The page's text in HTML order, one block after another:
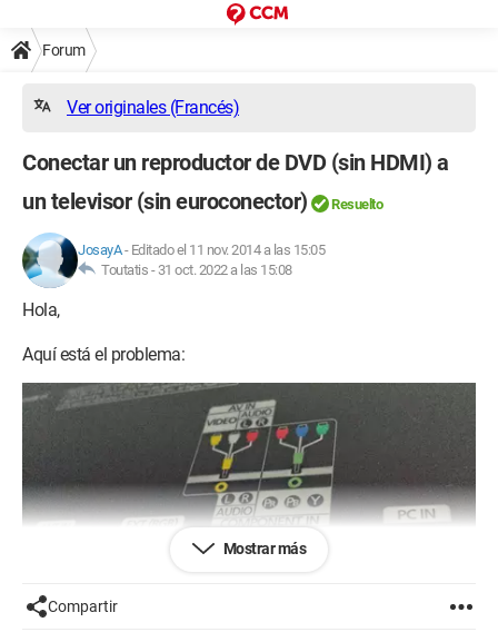
Forum
Ver originales (Francés)
Conectar un reproductor de DVD (sin HDMI) a
un televisor (sin euroconector)
Resuelto
JosayA- Editado el 11 nov. 2014 a las 15:05
Toutatis - 31 oct. 2022 a las 15:08
Hola,
Aquí está el problema:
Mostrar más
Compartir